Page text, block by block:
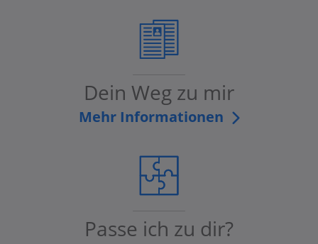
Dein Weg zu mir
Mehr Informationen
Passe ich zu dir?